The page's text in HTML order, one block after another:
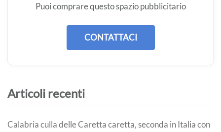
Puoi comprare questo spazio pubblicitario
CONTATTACI
Articoli recenti
Calabria culla delle Caretta caretta, seconda in Italia con